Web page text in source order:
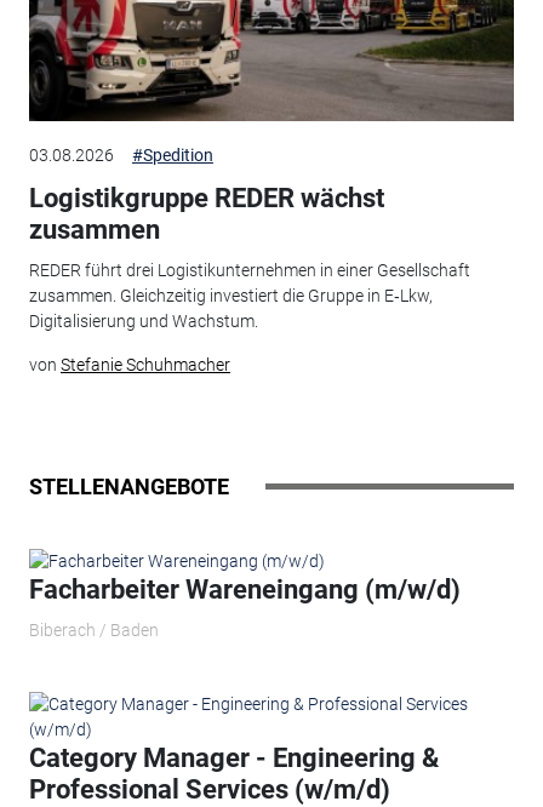
03.08.2026 #Spedition
Logistikgruppe REDER wächst
zusammen
REDER führt drei Logistikunternehmen in einer Gesellschaft
zusammen. Gleichzeitig investiert die Gruppe in E‑Lkw,
Digitalisierung und Wachstum.
von Stefanie Schuhmacher
STELLENANGEBOTE
Facharbeiter Wareneingang (m/w/d)
Biberach / Baden
Category Manager - Engineering &
Professional Services (w/m/d)